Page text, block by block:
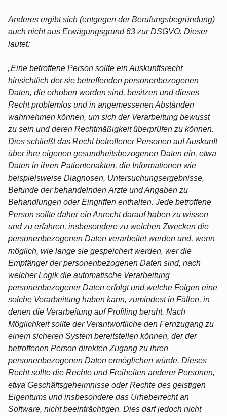
Anderes ergibt sich (entgegen der Berufungsbegründung)
auch nicht aus Erwägungsgrund 63 zur DSGVO. Dieser
lautet:
„Eine betroffene Person sollte ein Auskunftsrecht
hinsichtlich der sie betreffenden personenbezogenen
Daten, die erhoben worden sind, besitzen und dieses
Recht problemlos und in angemessenen Abständen
wahrnehmen können, um sich der Verarbeitung bewusst
zu sein und deren Rechtmäßigkeit überprüfen zu können.
Dies schließt das Recht betroffener Personen auf Auskunft
über ihre eigenen gesundheitsbezogenen Daten ein, etwa
Daten in ihren Patientenakten, die Informationen wie
beispielsweise Diagnosen, Untersuchungsergebnisse,
Befunde der behandelnden Ärzte und Angaben zu
Behandlungen oder Eingriffen enthalten. Jede betroffene
Person sollte daher ein Anrecht darauf haben zu wissen
und zu erfahren, insbesondere zu welchen Zwecken die
personenbezogenen Daten verarbeitet werden und, wenn
möglich, wie lange sie gespeichert werden, wer die
Empfänger der personenbezogenen Daten sind, nach
welcher Logik die automatische Verarbeitung
personenbezogener Daten erfolgt und welche Folgen eine
solche Verarbeitung haben kann, zumindest in Fällen, in
denen die Verarbeitung auf Profiling beruht. Nach
Möglichkeit sollte der Verantwortliche den Fernzugang zu
einem sicheren System bereitstellen können, der der
betroffenen Person direkten Zugang zu ihren
personenbezogenen Daten ermöglichen würde. Dieses
Recht sollte die Rechte und Freiheiten anderer Personen,
etwa Geschäftsgeheimnisse oder Rechte des geistigen
Eigentums und insbesondere das Urheberrecht an
Software, nicht beeinträchtigen. Dies darf jedoch nicht